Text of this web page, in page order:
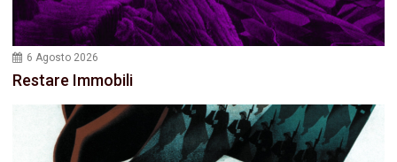
6 Agosto 2026
Restare Immobili